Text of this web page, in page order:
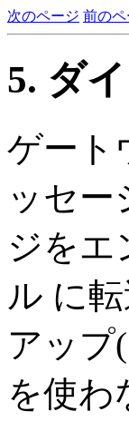
次のページ 前のペ
5. ダ
ゲート
ッセー
ジをエ
ル に
アップ
を使わ